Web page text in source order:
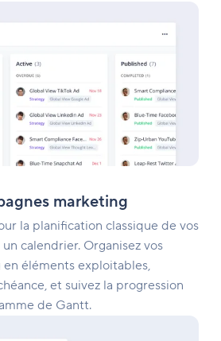
marketing
la planification classique de vos
calendrier. Organisez vos
éléments exploitables,
et suivez la progression
de Gantt.